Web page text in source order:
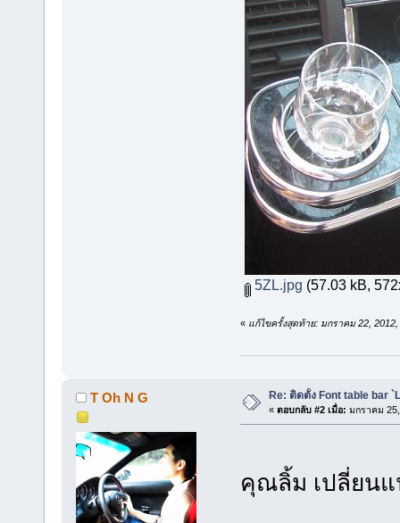
5ZL.jpg (57.03 kB,
« แก้ไขครั้งสุดท้าย: มกราคม 22,
T Oh N G Re: ติดตั้ง Font table bar
« ตอบกลับ #2 เมื่อ: มกราคม
คุณลิ้ม เปลี่ยนแ